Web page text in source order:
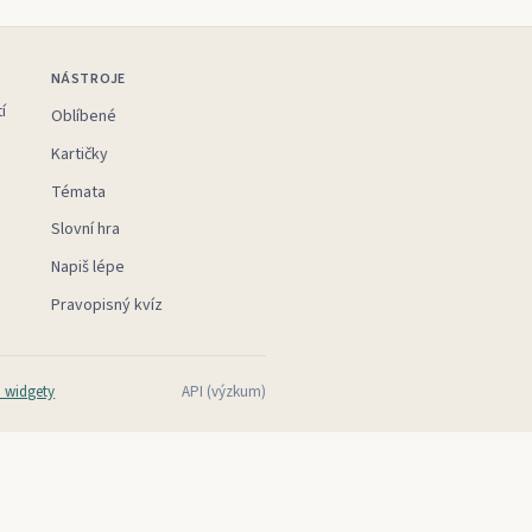
NÁSTROJE
Oblíbené
Kartičky
Témata
Slovní hra
Napiš lépe
Pravopisný kvíz
widgety API (výzkum)